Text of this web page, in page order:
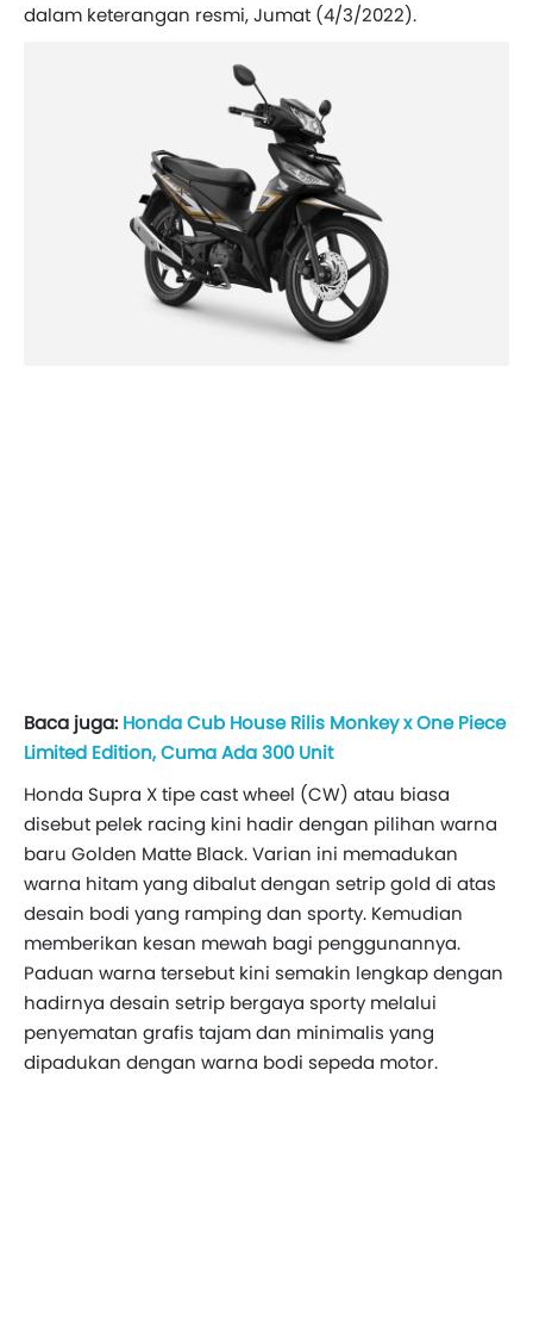
dalam keterangan resmi, Jumat (4/3/2022).
Baca juga: Honda Cub House Rilis Monkey x One Piece
Limited Edition, Cuma Ada 300 Unit
Honda Supra X tipe cast wheel (CW) atau biasa
disebut pelek racing kini hadir dengan pilihan warna
baru Golden Matte Black. Varian ini memadukan
warna hitam yang dibalut dengan setrip gold di atas
desain bodi yang ramping dan sporty. Kemudian
memberikan kesan mewah bagi penggunannya.
Paduan warna tersebut kini semakin lengkap dengan
hadirnya desain setrip bergaya sporty melalui
penyematan grafis tajam dan minimalis yang
dipadukan dengan warna bodi sepeda motor.